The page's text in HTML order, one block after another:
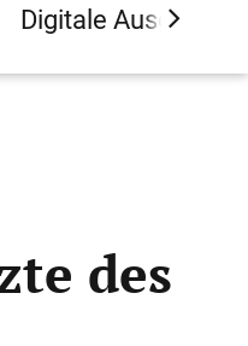
Digitale Ausgaben
des